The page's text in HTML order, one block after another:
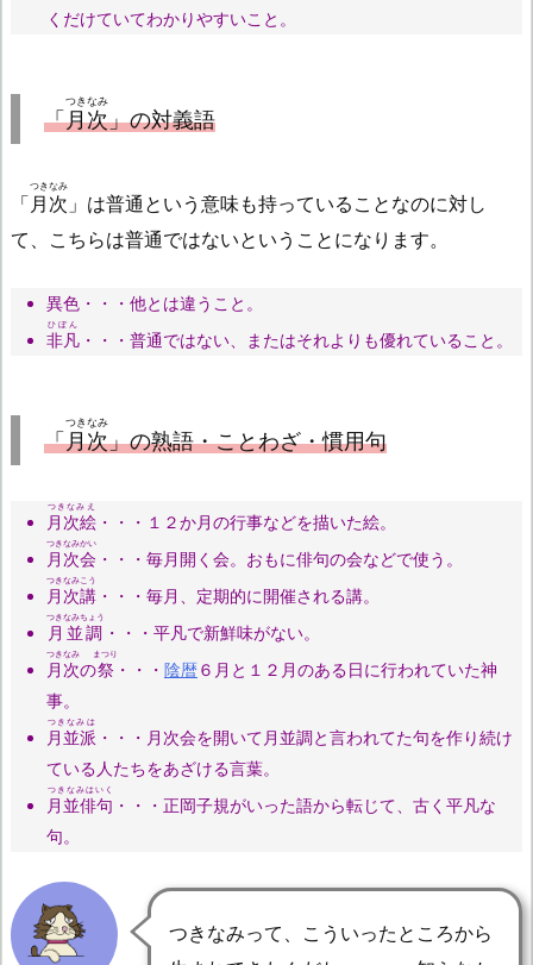
くだけていてわかりやすいこと。
「月次
つきなみ
」の対義語
「月次
つきなみ
」は普通という意味も持っていることなのに対し
て、こちらは普通ではないということになります。
異色・・・他とは違うこと。
非凡
ひぼん
・・・普通ではない、またはそれよりも優れていること。
「月次
つきなみ
」の熟語・ことわざ・慣用句
月次絵
つきなみえ
・・・１２か月の行事などを描いた絵。
月次会
つきなみかい
・・・毎月開く会。おもに俳句の会などで使う。
月次講
つきなみこう
・・・毎月、定期的に開催される講。
月並調
つきなみちょう
・・・平凡で新鮮味がない。
月次
つきなみ
の祭
まつり
・・・ 陰暦６月と１２月のある日に行われていた神
事。
月並派
つきなみは
・・・月次会を開いて月並調と言われてた句を作り続け
ている人たちをあざける言葉。
月並俳句
つきなみはいく
・・・正岡子規がいった語から転じて、古く平凡な
句。
つきなみって、こういったところから